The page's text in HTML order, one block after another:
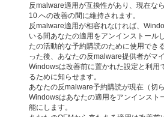
反malware適用が互換性があり、現在な
10.への改善の間に維持されます。
反malware適用が相容れなければ、
いる間あなたの適用をアンインストール
たの活動的な予約購読のために使用でき
った後、あなたの反malware提供者がマ
Windowsは改善前に置かれた設定と利用
るために知らせます。
あなたの反malware予約購読が現在（切
Windowsはあなたの適用をアンインスト
能にします。